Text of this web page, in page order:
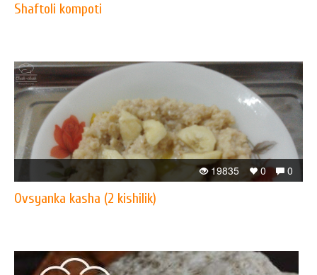
Shaftoli kompoti
0
0
19835
Ovsyanka kasha (2 kishilik)